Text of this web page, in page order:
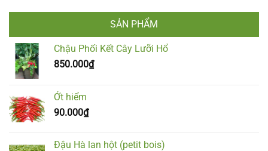
SẢN PHẨM
Chậu Phối Kết Cây Lưỡi Hổ
850.000₫
Ớt hiểm
90.000₫
Đậu Hà lan hột (petit bois)